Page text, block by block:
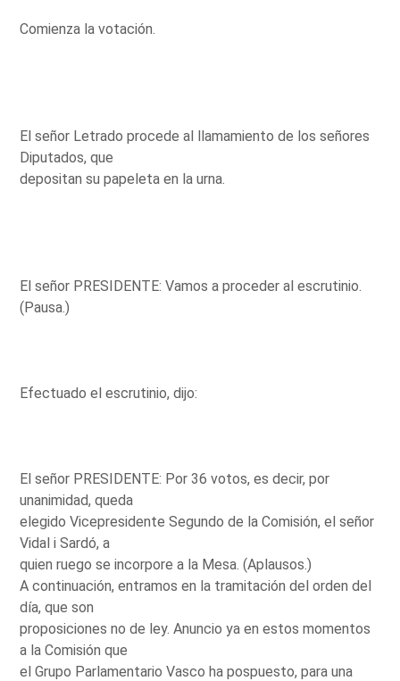
Comienza la votación.
El señor Letrado procede al llamamiento de los señores
Diputados, que
depositan su papeleta en la urna.
El señor PRESIDENTE: Vamos a proceder al escrutinio.
(Pausa.)
Efectuado el escrutinio, dijo:
El señor PRESIDENTE: Por 36 votos, es decir, por
unanimidad, queda
elegido Vicepresidente Segundo de la Comisión, el señor
Vidal i Sardó, a
quien ruego se incorpore a la Mesa. (Aplausos.)
A continuación, entramos en la tramitación del orden del
día, que son
proposiciones no de ley. Anuncio ya en estos momentos
a la Comisión que
el Grupo Parlamentario Vasco ha pospuesto, para una